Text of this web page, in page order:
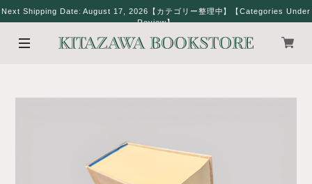
Next Shipping Date: August 17, 2026【カテゴリー整理中】【Categories Under
Review】